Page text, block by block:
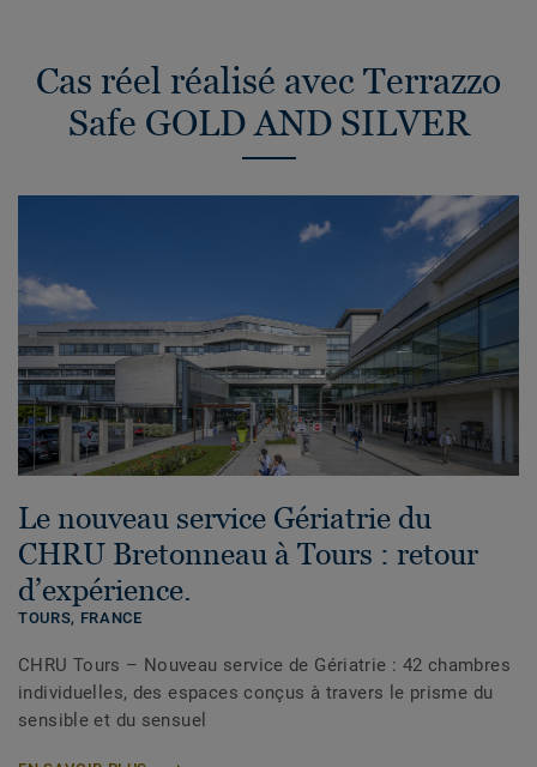
Cas réel réalisé avec Terrazzo
Safe GOLD AND SILVER
Le nouveau service Gériatrie du
CHRU Bretonneau à Tours : retour
d’expérience.
TOURS, FRANCE
CHRU Tours – Nouveau service de Gériatrie : 42 chambres
individuelles, des espaces conçus à travers le prisme du
sensible et du sensuel